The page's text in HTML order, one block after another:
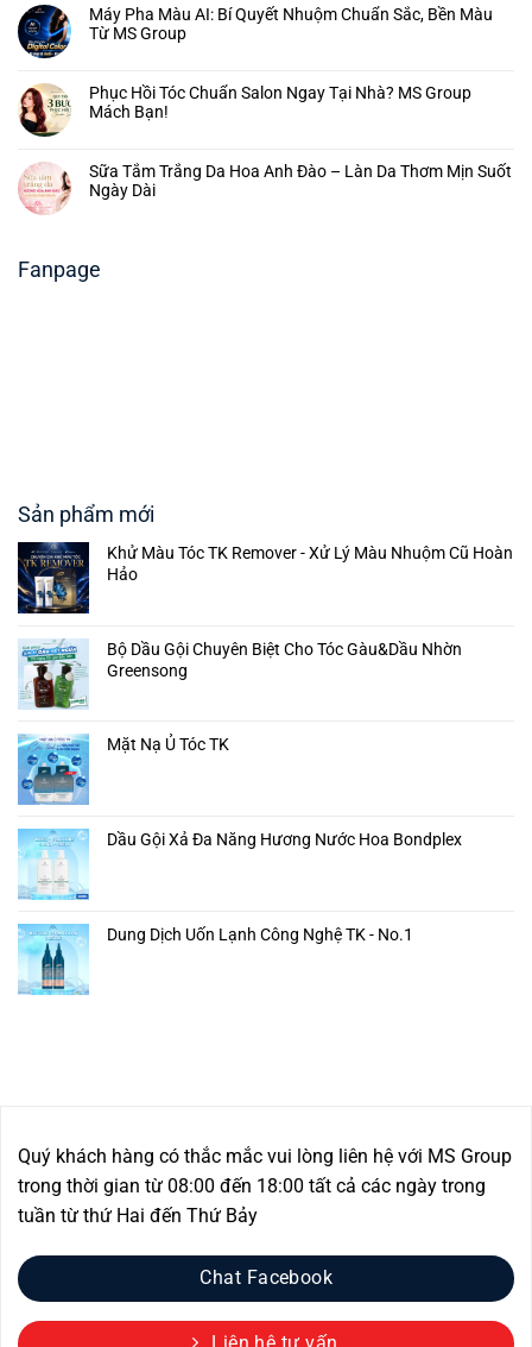
Máy Pha Màu AI: Bí Quyết Nhuộm Chuẩn Sắc, Bền Màu
Từ MS Group
Phục Hồi Tóc Chuẩn Salon Ngay Tại Nhà? MS Group
Mách Bạn!
Sữa Tắm Trắng Da Hoa Anh Đào – Làn Da Thơm Mịn Suốt
Ngày Dài
Fanpage
Sản phẩm mới
Khử Màu Tóc TK Remover - Xử Lý Màu Nhuộm Cũ Hoàn
Hảo
Bộ Dầu Gội Chuyên Biệt Cho Tóc Gàu&Dầu Nhờn
Greensong
Mặt Nạ Ủ Tóc TK
Dầu Gội Xả Đa Năng Hương Nước Hoa Bondplex
Dung Dịch Uốn Lạnh Công Nghệ TK - No.1
Quý khách hàng có thắc mắc vui lòng liên hệ với MS Group
trong thời gian từ 08:00 đến 18:00 tất cả các ngày trong
tuần từ thứ Hai đến Thứ Bảy
Chat Facebook